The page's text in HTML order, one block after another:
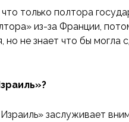
только полтора
из-за Франции,
не знает что бы могла
заслуживает